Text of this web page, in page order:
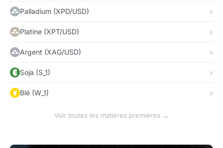
Palladium (XPD/USD)
Platine (XPT/USD)
Argent (XAG/USD)
Soja (S_1)
Blé (W_1)
Voir toutes les matières premières →